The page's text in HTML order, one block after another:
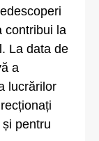
contribui la
La data de
a
lucrărilor
pentru